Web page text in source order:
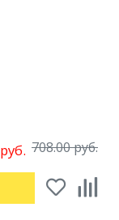
708.00 руб.
руб.